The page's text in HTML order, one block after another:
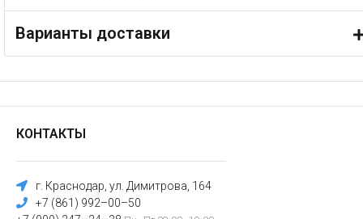
Варианты доставки
КОНТАКТЫ
г. Краснодар, ул. Димитрова, 164
+7 (861) 992–00–50